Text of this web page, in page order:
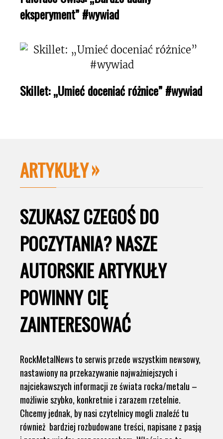
eksperyment” #wywiad
Skillet: „Umieć doceniać różnice” #wywiad
ARTYKUŁY
SZUKASZ CZEGOŚ DO
POCZYTANIA? NASZE
AUTORSKIE ARTYKUŁY
POWINNY CIĘ
ZAINTERESOWAĆ
RockMetalNews to serwis przede wszystkim newsowy,
nastawiony na przekazywanie najważniejszych i
najciekawszych informacji ze świata rocka/metalu –
możliwie szybko, konkretnie i zarazem rzetelnie.
Chcemy jednak, by nasi czytelnicy mogli znaleźć tu
również bardziej rozbudowane treści, napisane z pasją